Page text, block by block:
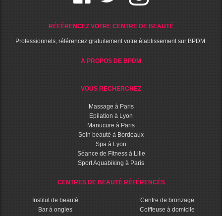
RÉFÉRENCEZ VOTRE CENTRE DE BEAUTÉ
Professionnels, référencez gratuitement votre établissement sur BPDM.
A PROPOS DE BPDM
VOUS RECHERCHEZ
Massage à Paris
Epilation à Lyon
Manucure à Paris
Soin beauté à Bordeaux
Spa à Lyon
Séance de Fitness à Lille
Sport Aquabiking à Paris
CENTRES DE BEAUTÉ RÉFÉRENCÉS
Institut de beauté
Bar à ongles
Centre de bronzage
Coiffeuse à domicile